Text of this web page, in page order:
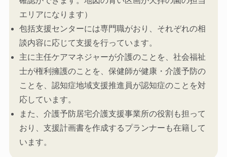
エリアになります）
包括支援センターには専門職がおり、それぞれの相
談内容に応じて支援を行っています。
主に主任ケアマネジャーが介護のことを、社会福祉
士が権利擁護のことを、保健師が健康・介護予防の
ことを、認知症地域支援推進員が認知症のことを対
応しています。
また、介護予防居宅介護支援事業所の役割も担って
おり、支援計画書を作成するプランナーも在籍して
います。